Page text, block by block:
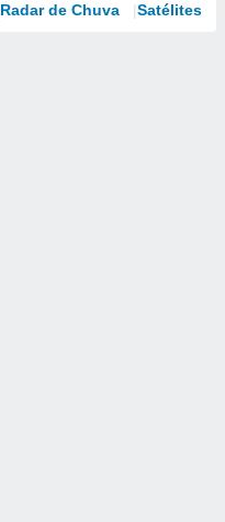
Radar de Chuva Satélites